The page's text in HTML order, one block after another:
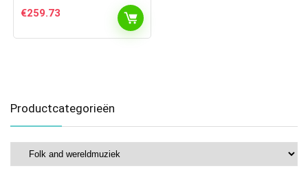
€259.73
Productcategorieën